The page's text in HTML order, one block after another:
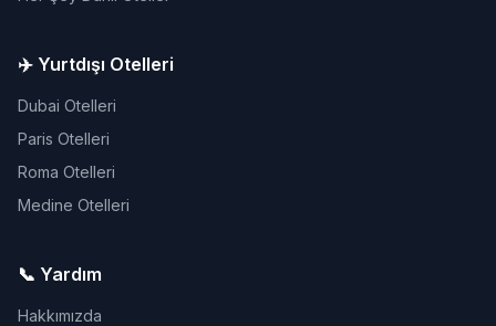
✈️ Yurtdışı Otelleri
Dubai Otelleri
Paris Otelleri
Roma Otelleri
Medine Otelleri
📞 Yardım
Hakkımızda